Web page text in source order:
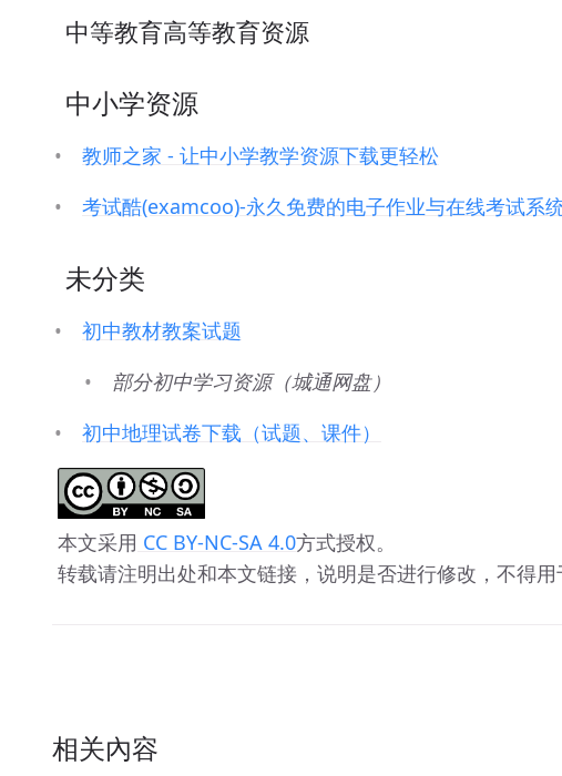
中等教育高等教育资源
中小学资源
教师之家 - 让中小学教学资源下载更轻松
考试酷(examcoo)-永久免费的电子作业与在线考试系
未分类
初中教材教案试题
部分初中学习资源（城通网盘）
初中地理试卷下载（试题、课件）
本文采用 CC BY-NC-SA 4.0方式授权。
转载请注明出处和本文链接，说明是否进行修改，不得
相关內容